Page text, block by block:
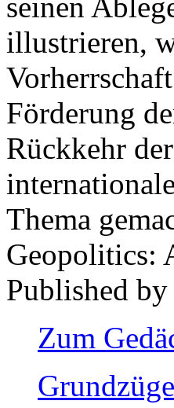
illustrieren,
Förderung
Rückkehr
Thema
Geopolitics:
Published
Zum